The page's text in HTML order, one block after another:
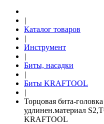
|
Каталог товаров
|
Инструмент
|
Биты, насадки
|
Биты KRAFTOOL
|
Торцовая бита-
удлинен.материал
KRAFTOOL